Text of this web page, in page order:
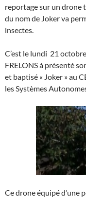
reportage sur un drone
du nom de Joker va
insectes.
C’est le lundi 21
FRELONS à présenté
et baptisé « Joker » au
les Systèmes
Ce drone équipé d’une